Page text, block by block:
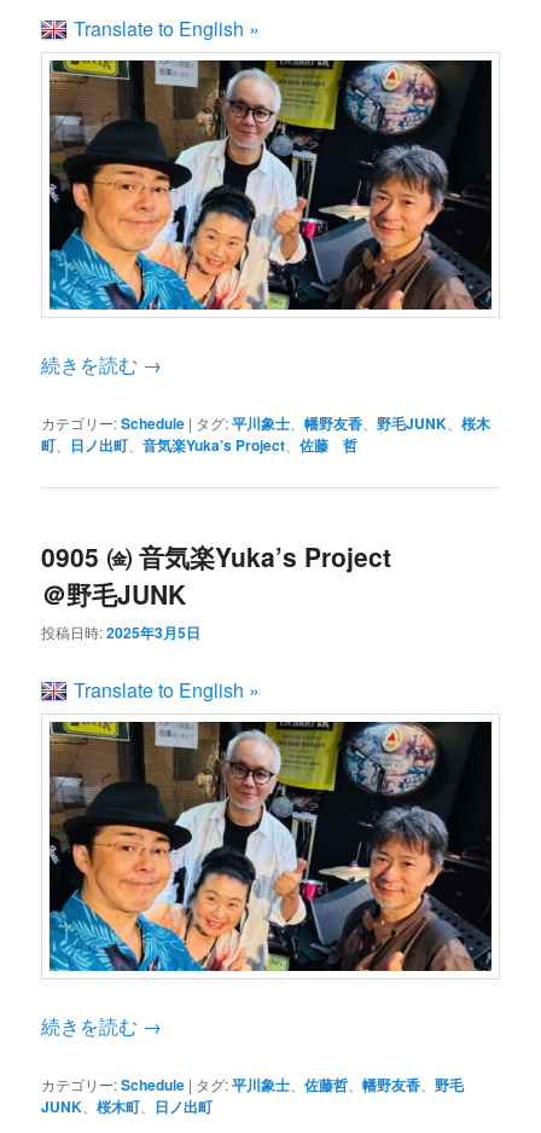
Translate to English »
続きを読む →
カテゴリー:Schedule | タグ:平川象士 、幡野友香 、野毛JUNK 、桜木
町、 日ノ出町、音気楽Yuka’s Project 、佐藤 哲
0905 ㈮ 音気楽Yuka’s Project
＠野毛JUNK
投稿日時:2025年3月5日
Translate to English »
続きを読む →
カテゴリー:Schedule | タグ:平川象士、佐藤哲、幡野友香、野毛
JUNK、桜木町、 日ノ出町